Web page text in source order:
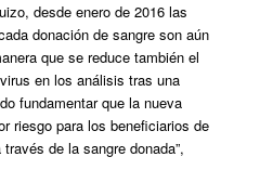
desde enero de 2016 las
donación de sangre son aún
que se reduce también el
en los análisis tras una
fundamentar que la nueva
riesgo para los beneficiarios de
de la sangre donada”,